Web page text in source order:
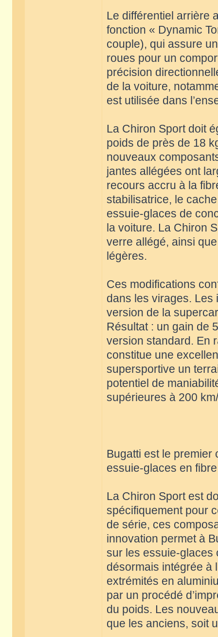
Le différentiel arrière
fonction « Dynamic
couple), qui assure
roues pour un
précision
de la voiture,
est utilisée dans
La Chiron Sport doit
poids de près de 18
nouveaux
jantes allégées ont
recours accru à la
stabilisatrice, le
essuie-glaces de
la voiture. La Chiron
verre allégé, ainsi
légères.
Ces modifications
dans les virages. Les
version de la
Résultat : un gain de
version standard. En
constitue une
supersportive un
potentiel de
supérieures à 200
Bugatti est le
essuie-glaces en
La Chiron Sport est
spécifiquement pour
de série, ces
innovation permet à
sur les essuie-glaces
désormais intégrée à
extrémités en
par un procédé
du poids. Les
que les anciens, soit